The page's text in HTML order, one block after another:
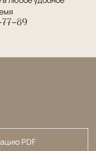
77-89
PDF